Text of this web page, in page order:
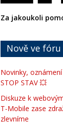
Za jakoukoli
Nově ve fóru
Novinky,
STOP STAV 💥
Diskuze k
T-Mobile zase
zlevníme